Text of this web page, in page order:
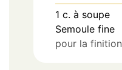
1 c. à soupe
Semoule fine
pour la finition